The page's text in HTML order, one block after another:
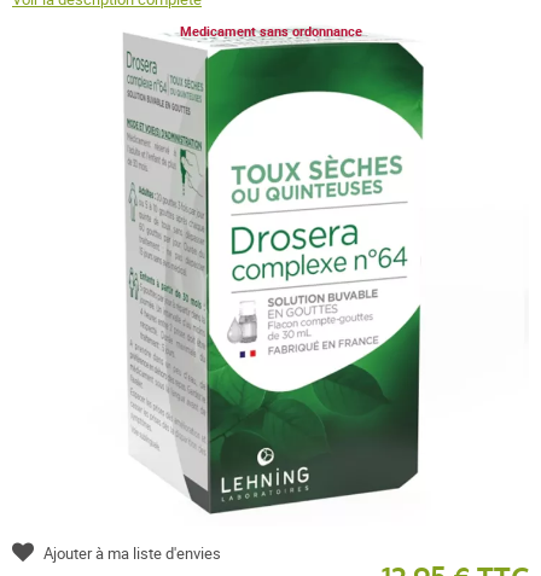
Medicament sans ordonnance
Ajouter à ma liste d'envies